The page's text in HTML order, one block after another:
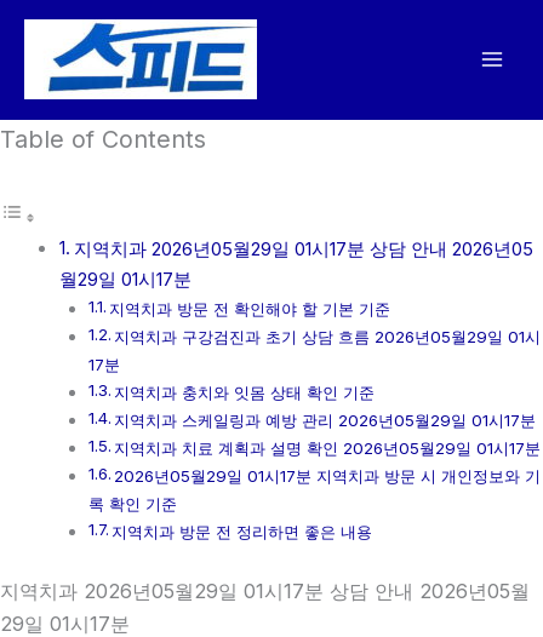
건
뛰
Table of Contents
지역치과 2026년05월29일 01시17분 상담 안내 2026년05
월29일 01시17분
지역치과 방문 전 확인해야 할 기본 기준
지역치과 구강검진과 초기 상담 흐름 2026년05월29일 01시
17분
지역치과 충치와 잇몸 상태 확인 기준
지역치과 스케일링과 예방 관리 2026년05월29일 01시17분
지역치과 치료 계획과 설명 확인 2026년05월29일 01시17분
2026년05월29일 01시17분 지역치과 방문 시 개인정보와 기
록 확인 기준
지역치과 방문 전 정리하면 좋은 내용
지역치과 2026년05월29일 01시17분 상담 안내 2026년05월
29일 01시17분